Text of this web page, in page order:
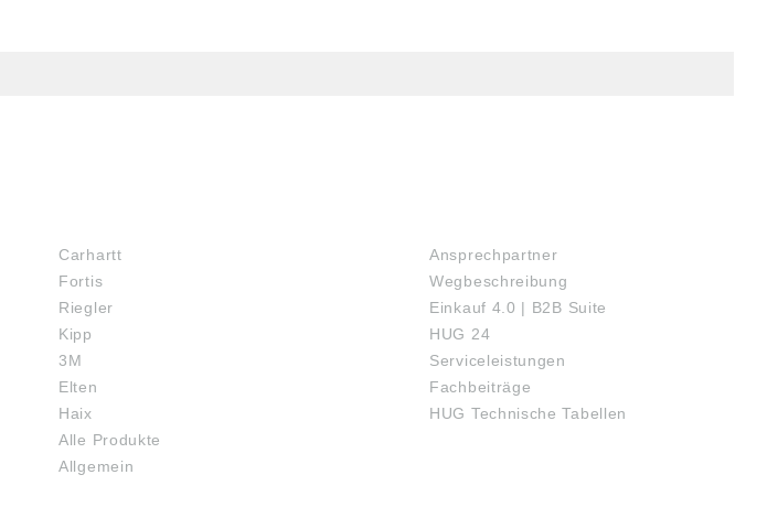
Carhartt
Fortis
Riegler
Kipp
3M
Elten
Haix
Alle Produkte
Allgemein
Ansprechpartner
Wegbeschreibung
Einkauf 4.0 | B2B Suite
HUG 24
Serviceleistungen
Fachbeiträge
HUG Technische Tabellen